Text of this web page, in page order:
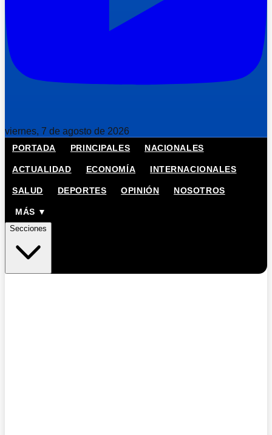
viernes, 7 de agosto de 2026
PORTADA PRINCIPALES NACIONALES
ACTUALIDAD ECONOMÍA INTERNACIONALES
SALUD DEPORTES OPINIÓN NOSOTROS
MÁS ▼
Secciones